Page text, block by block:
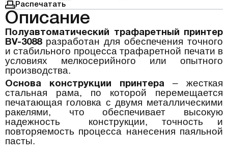
Распечатать
Описание
Полуавтоматический трафаретный принтер
BV-3088разработан для обеспечения точного
и стабильного процесса трафаретной печати в
условиях мелкосерийного или опытного
производства.
Основа конструкции принтера – жесткая
стальная рама, по которой перемещается
печатающая головка с двумя металлическими
ракелями, что обеспечивает высокую
надежность конструкции, точность и
повторяемость процесса нанесения паяльной
пасты.